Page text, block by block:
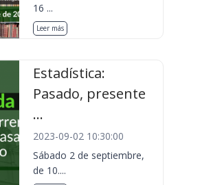
16 ...
Leer más
Estadística:
Pasado, presente
...
2023-09-02 10:30:00
Sábado 2 de septiembre,
de 10....